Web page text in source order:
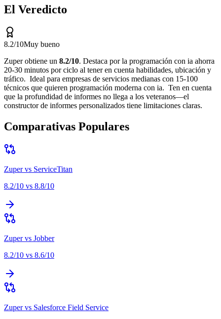
El Veredicto
8.2/10Muy bueno
Zuperobtiene un 8.2/10. Destaca porla programación con ia ahorra
20-30 minutos por ciclo al tener en cuenta habilidades, ubicación y
tráfico. Ideal para empresas de servicios medianas con 15-100
técnicos que quieren programación moderna con ia. Ten en cuenta
que la profundidad de informes no llega a los veteranos—el
constructor de informes personalizados tiene limitaciones claras.
Comparativas Populares
Zupervs ServiceTitan
8.2/10 vs 8.8/10
Zupervs Jobber
8.2/10 vs 8.6/10
Zupervs Salesforce Field Service